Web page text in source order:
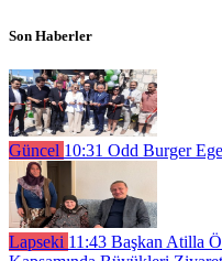
Son Haberler
Güncel 10:31 Odd Burger
Lapseki 11:43 Başkan Atilla